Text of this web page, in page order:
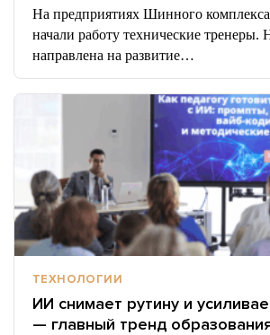
На предприятиях Шинного
начали работу технические тренеры.
направлена на развитие…
ТЕХНОЛОГИИ
ИИ снимает рутину и
— главный тренд